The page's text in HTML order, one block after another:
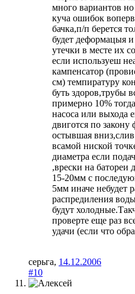
много вариантов
куча ошибок
бачка,п/п берется
будет деформацыя
утечки в месте их
если используеш
кампенсатор
см) темпиратуру
буть здоров,трубы
примерно 10%
насоса или выхода
двиготся по закону
остывшая
всамой ниской
диаметра если
,врески на батореи
15-20мм с
5мм иначе небудет
распредиления
будут
проверте еще раз
удачи (если что
серьга, 14.12.2006
#10